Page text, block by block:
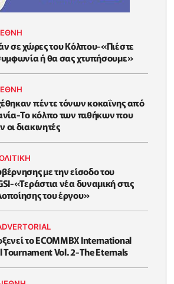
σε χώρες του Κόλπου-«Πιέστε
ή θα σας χτυπήσουμε»
πέντε τόνων κοκαΐνης από
Το κόλπο των πιθήκων που
διακινητές
με την είσοδο του
«Τεράστια νέα δυναμική στις
του έργου»
το ECOMMBX International
Tournament Vol. 2-The Eternals